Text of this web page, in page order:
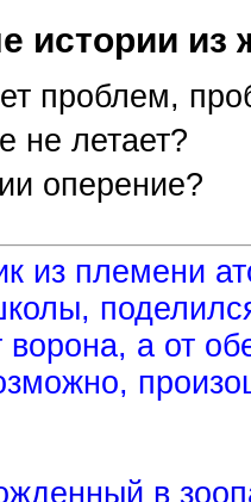
истории из
проблем,
не летает?
оперение?
из племени
а от
в